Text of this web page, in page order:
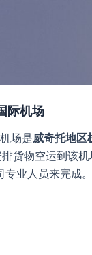
际机场
场是威奇托地区
货物空运到该
专业人员来完成。